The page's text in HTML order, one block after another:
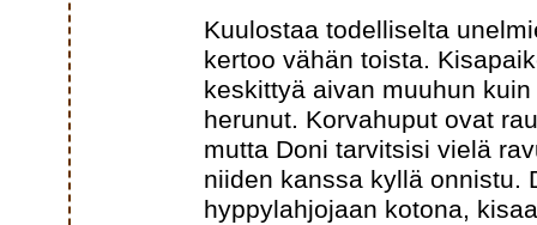
Kuulostaa todelliselta
kertoo vähän toista.
keskittyä aivan muuhun
herunut. Korvahuput ovat
mutta Doni tarvitsisi vielä
niiden kanssa kyllä onnistu.
hyppylahjojaan kotona,